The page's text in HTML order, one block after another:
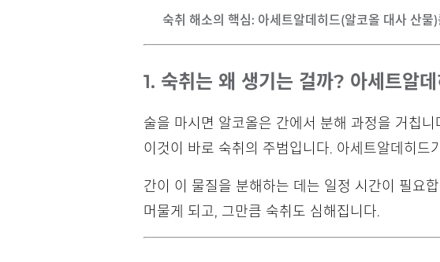
숙취 해소의 핵심: 아세트알데히드(알코올 대사 산
1. 숙취는 왜 생기는 걸까? 아세트알데
술을 마시면 알코올은 간에서 분해 과정을 거칩니
이것이 바로 숙취의 주범입니다. 아세트알데히
간이 이 물질을 분해하는 데는 일정 시간이 필요
머물게 되고, 그만큼 숙취도 심해집니다.